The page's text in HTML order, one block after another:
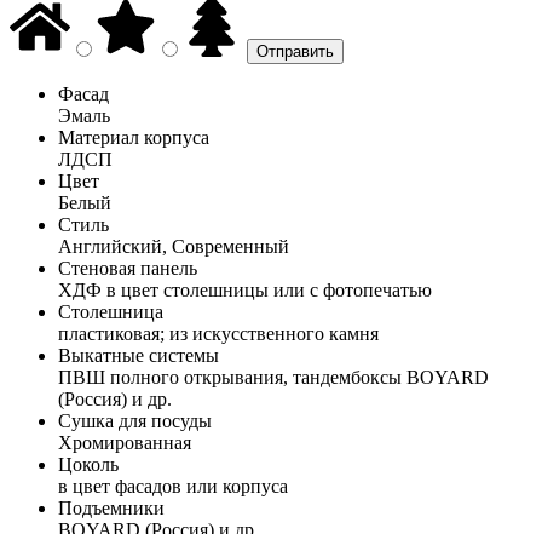
Фасад
Эмаль
Материал корпуса
ЛДСП
Цвет
Белый
Стиль
Английский, Современный
Стеновая панель
ХДФ в цвет столешницы или с фотопечатью
Столешница
пластиковая; из искусственного камня
Выкатные системы
ПВШ полного открывания, тандембоксы BOYARD
(Россия) и др.
Сушка для посуды
Хромированная
Цоколь
в цвет фасадов или корпуса
Подъемники
BOYARD (Россия) и др.